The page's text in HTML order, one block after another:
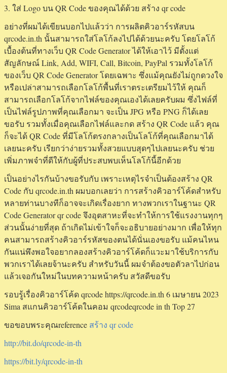
3. ใส่ Logo บน QR Code ของคุณได้ด้วย สร้าง qr code
อย่างที่ผมได้เขียนบอกไปแล้วว่า การผลิตคิวอาร์รหัสบน
qrcode.in.th นั้นสามารถใส่โลโก้ลงไปได้ด้วยนะครับ โดยโลโก้
เบื้องต้นที่ทางเว็บ QR Code Generator ได้ให้เอาไว้ มีตั้งแต่
สัญลักษณ์ Link, Add, WIFI, Call, Bitcoin, PayPal รวมทั้งโลโก้
ของเว็บ QR Code Generator โดยเฉพาะ ซึ่งแม้คุณยังไม่ถูกดวงใจ
หรือเปล่าสามารถเลือกโลโก้พื้นที่เราตระเตรียมไว้ให้ คุณก็
สามารถเลือกโลโก้จากไฟล์ของคุณเองได้เลยครับผม ซึ่งไฟล์ที่
เป็นไฟล์รูปภาพที่คุณเลือกมา จะเป็น JPG หรือ PNG ก็ได้เลย
ขอรับ รวมทั้งเมื่อคุณเลือกไฟล์และกด สร้าง QR Code แล้ว คุณ
ก็จะได้ QR Code ที่มีโลโก้ตรงกลางเป็นโลโก้ที่คุณเลือกมาได้
เลยนะครับ เรียกว่าง่ายรวมทั้งสวยแบบสุดๆไปเลยนะครับ ช่วย
เพิ่มภาพจำที่ดีให้กับผู้ที่ประสบพบเห็นโลโก้นี้อีกด้วย
เป็นอย่างไรกันบ้างขอรับกับ เพราะเหตุไรจำเป็นต้องสร้าง QR
Code กับ qrcode.in.th ผมบอกเลยว่า การสร้างคิวอาร์โค้ดสำหรับ
หลายท่านบางทีก็อาจจะเกิดเรื่องยาก ทางพวกเราในฐานะ QR
Code Generator qr code จึงอุตสาหะที่จะทำให้การใช้แรงงานทุกๆ
ส่วนนั้นง่ายที่สุด ถ้าเกิดไม่เข้าใจก็จะอธิบายอย่างมาก เพื่อให้ทุก
คนสามารถสร้างคิวอาร์รหัสของตนได้นั่นเองขอรับ แม้คนไหน
กันแน่พึงพอใจอยากลองสร้างคิวอาร์โค้ดก็แวะมาใช้บริการกับ
พวกเราได้เลยจ้านะครับ สำหรับวันนี้ ผมจำต้องขอตัวลาไปก่อน
แล้วเจอกันใหม่ในบทความหน้าครับ สวัสดีขอรับ
รอบรู้เรื่องคิวอาร์โค้ด qrcode https://qrcode.in.th 6 เมษายน 2023
Sima สแกนคิวอาร์โค้ดในคอม qrcodeqrcode in th Top 27
ขอขอบพระคุณreference สร้าง qr code
http://bit.do/qrcode-in-th
https://bit.ly/qrcode-in-th